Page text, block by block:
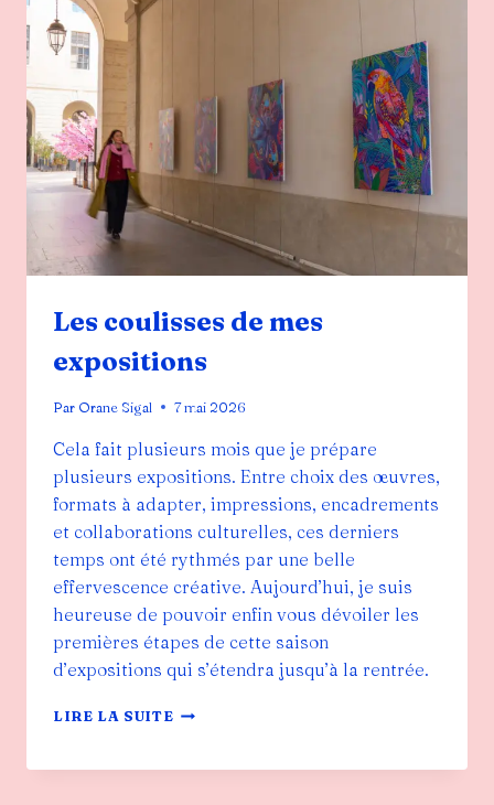
Les coulisses de mes
expositions
Par Orane Sigal 7 mai 2026
Cela fait plusieurs mois que je prépare
plusieurs expositions. Entre choix des œuvres,
formats à adapter, impressions, encadrements
et collaborations culturelles, ces derniers
temps ont été rythmés par une belle
effervescence créative. Aujourd’hui, je suis
heureuse de pouvoir enfin vous dévoiler les
premières étapes de cette saison
d’expositions qui s’étendra jusqu’à la rentrée.
LIRE LA SUITELES